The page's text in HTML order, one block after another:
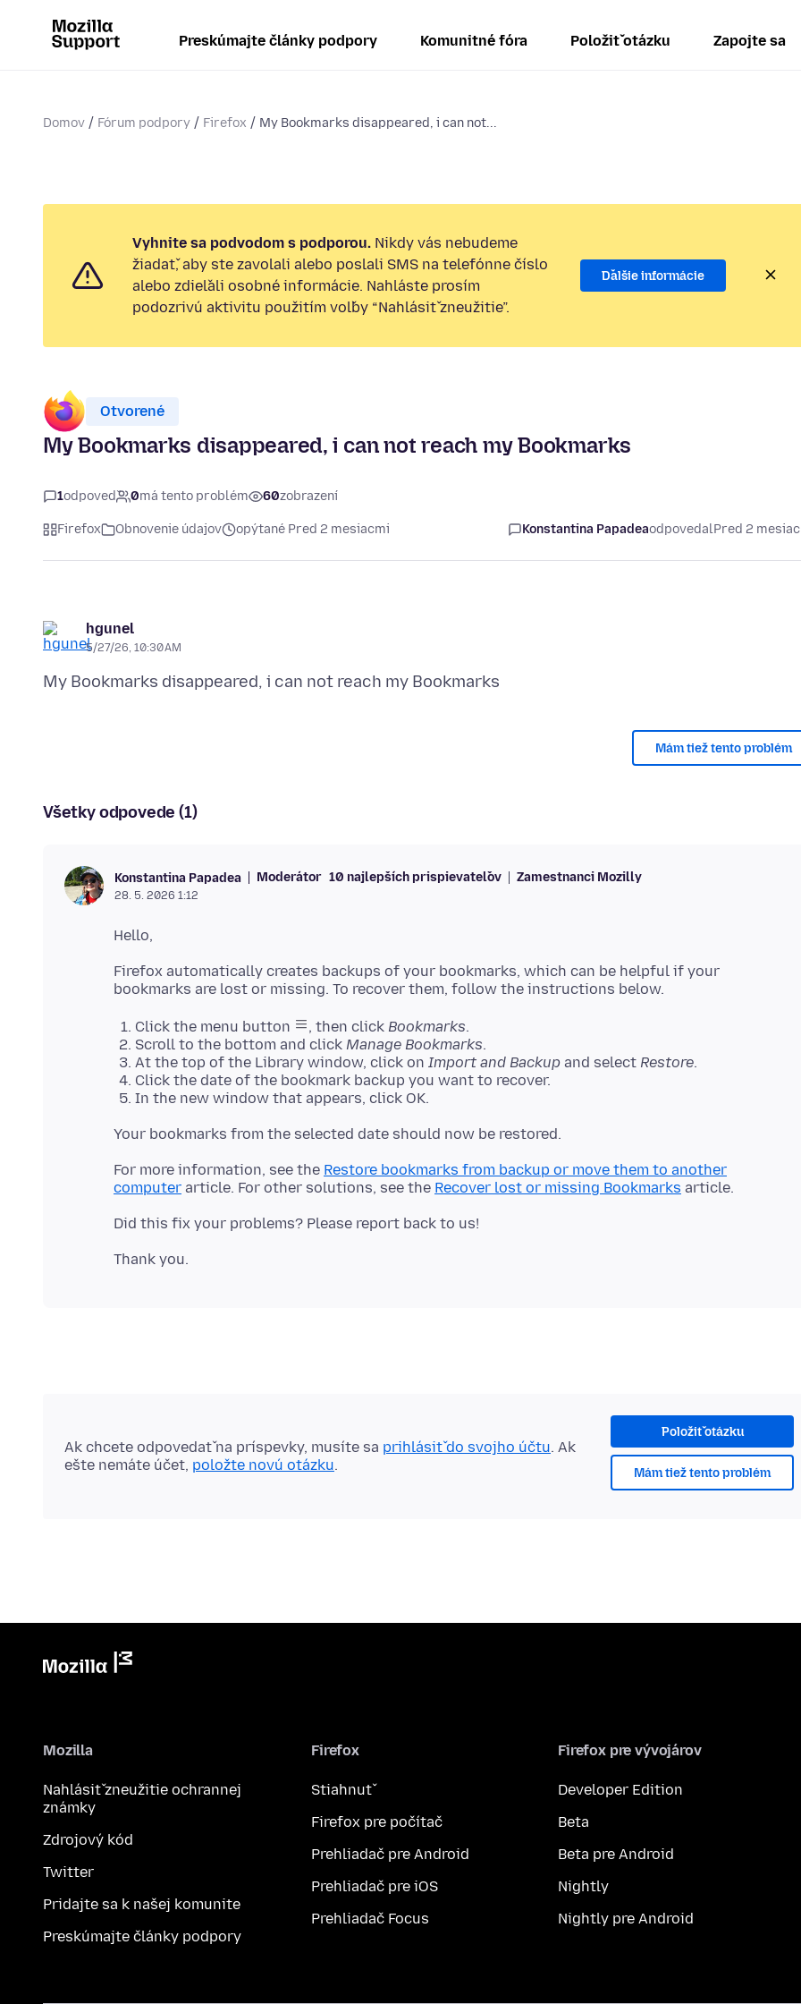
Preskúmajte články podpory Komunitné fóra Položiť otázku Zapojte sa
Domov Fórum podpory Firefox My Bookmarks disappeared, i can not...
Vyhnite sa podvodom s podporou. Nikdy vás nebudeme
žiadať, aby ste zavolali alebo poslali SMS na telefónne číslo
alebo zdieľali osobné informácie. Nahláste prosím
podozrivú aktivitu použitím voľby “Nahlásiť zneužitie”.
Ďalšie informácie
Otvorené
My Bookmarks disappeared, i can not reach my Bookmarks
1odpoveď 0má tento problém 60zobrazení
Firefox Obnovenie údajov opýtané Pred 2 mesiacmi Konstantina PapadeaodpovedalPred 2
hgunel
5/27/26, 10:30 AM
Mám tiež tento problém
Všetky odpovede (1)
Konstantina Papadea Moderátor 10 najlepších prispievateľov Zamestnanci Mozilly
28. 5. 2026 1:12
Firefox automatically creates backups of your bookmarks, which can be helpful if your
Click the menu button , then click Bookmarks.
Scroll to the bottom and click Manage Bookmarks.
At the top of the Library window, click on Import and Backup and select Restore.
Click the date of the bookmark backup you want to recover.
In the new window that appears, click OK.
For more information, see the Restore bookmarks from backup or move them to another
computer article. For other solutions, see the Recover lost or missing Bookmarks
Položiť otázku
Mám tiež tento problém
Ak chcete odpovedať na príspevky, musíte sa prihlásiť do svojho účtu. Ak
ešte nemáte účet, položte novú otázku.
Mozilla
Nahlásiť zneužitie ochrannej
známky
Zdrojový kód
Twitter
Pridajte sa k našej komunite
Preskúmajte články podpory
Firefox
Stiahnuť
Firefox pre počítač
Prehliadač pre Android
Prehliadač pre iOS
Prehliadač Focus
Firefox pre vývojárov
Developer Edition
Beta
Beta pre Android
Nightly
Nightly pre Android